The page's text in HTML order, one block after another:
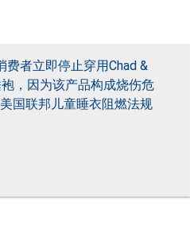
费者立即停止穿用Chad &
，因为该产品构成烧伤危
国联邦儿童睡衣阻燃法规